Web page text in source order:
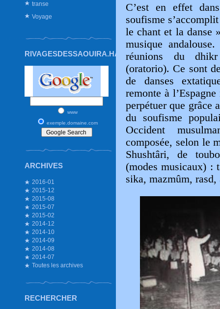
transe
Voyage
RIVAGESDESSAOUIRA.HAUTETFORT.COM
www
exemple.domaine.com
ARCHIVES
2016-01
2015-12
2015-08
2015-07
2015-02
2014-12
2014-10
2014-09
2014-08
2014-07
Toutes les archives
RECHERCHER
C’est en effet
soufisme
le chant et la danse
musique
réunions du
(oratorio). Ce sont
de danses
remonte à
perpétuer que grâce
du soufisme
Occident
composée, selon le
Shushtâri, de
(modes musicaux) :
sika, mazmûm, rasd,